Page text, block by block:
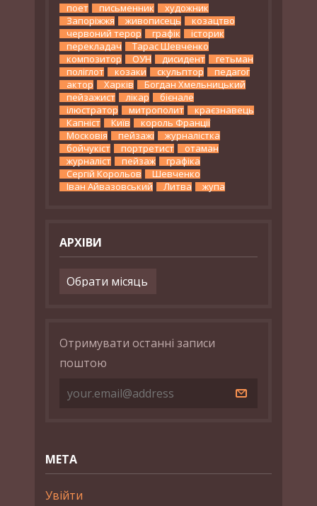
поет письменник
художник
Запоріжжя
живописець
козацтво
червоний терор
графік
історик
перекладач
Тарас Шевченко
композитор
ОУН дисидент
гетьман
поліглот
козаки скульптор
педагог
актор
Харків
Богдан Хмельницький
пейзажист
лікар
бієнале
ілюстратор
митрополит
краєзнавець
Капніст
Київ
король Франції
Московія
пейзажі
журналістка
бойчукіст
портретист
отаман
журналіст
пейзаж
графіка
Сергій Корольов
Шевченко
Іван Айвазовський
Литва жупа
АРХІВИ
Архіви
Отримувати останні записи
поштою
МЕТА
Увійти